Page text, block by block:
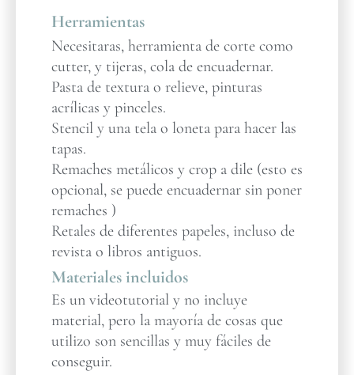
Herramientas
Necesitaras, herramienta de corte como
cutter, y tijeras, cola de encuadernar.
Pasta de textura o relieve, pinturas
acrílicas y pinceles.
Stencil y una tela o loneta para hacer las
tapas.
Remaches metálicos y crop a dile (esto es
opcional, se puede encuadernar sin poner
remaches )
Retales de diferentes papeles, incluso de
revista o libros antiguos.
Materiales incluidos
Es un videotutorial y no incluye
material, pero la mayoría de cosas que
utilizo son sencillas y muy fáciles de
conseguir.